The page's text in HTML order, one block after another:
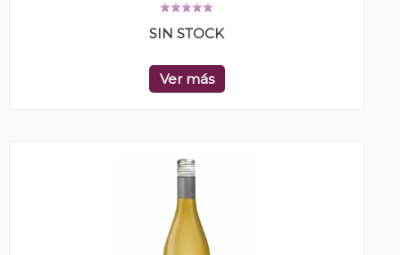
SIN STOCK
Ver más